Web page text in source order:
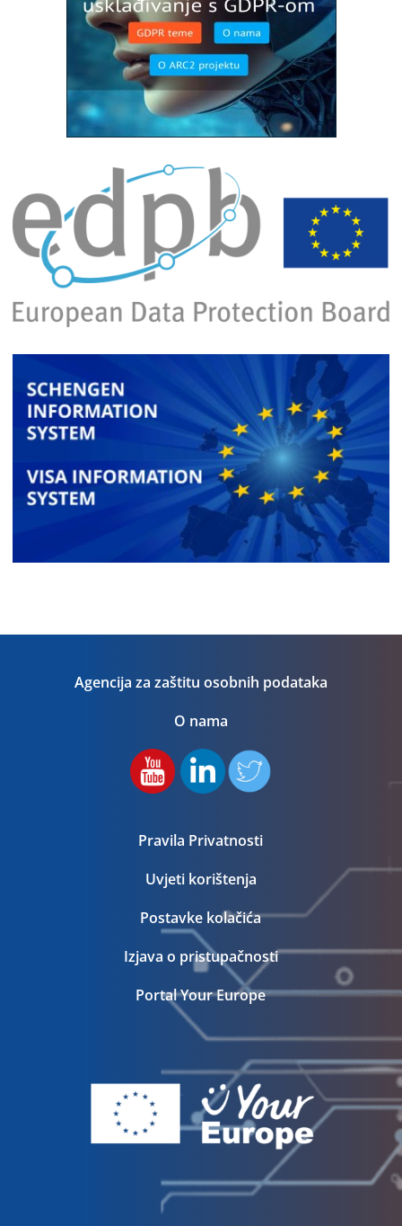
Agencija za zaštitu osobnih podataka
O nama
Pravila Privatnosti
Uvjeti korištenja
Postavke kolačića
Izjava o pristupačnosti
Portal Your Europe